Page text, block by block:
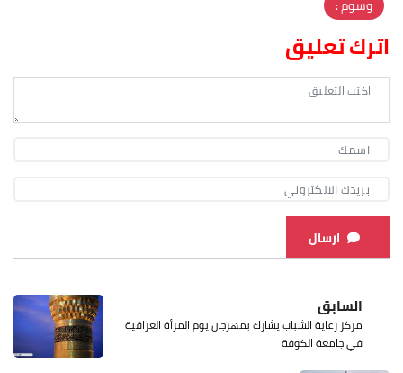
وسوم :
اترك تعليق
ارسال
السابق
مركز رعاية الشباب يشارك بمهرجان يوم المرأة العراقية
في جامعة الكوفة